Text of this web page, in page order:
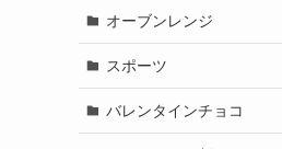
オーブンレンジ
スポーツ
バレンタインチョコ